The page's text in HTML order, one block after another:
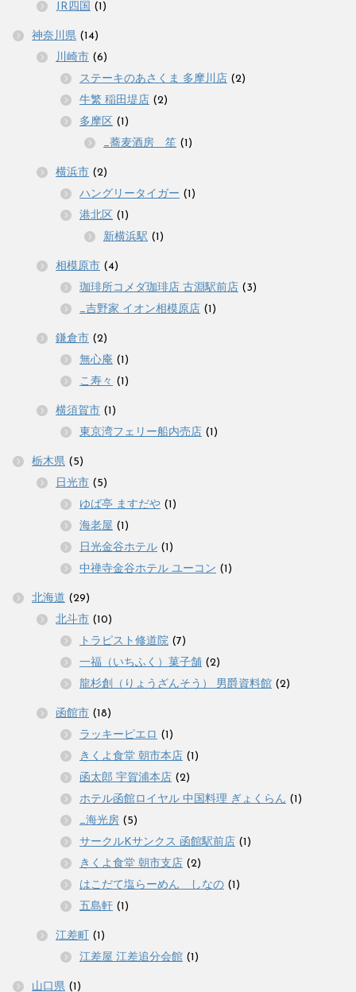
JR四国 (1)
神奈川県 (14)
川崎市 (6)
ステーキのあさくま 多摩川店 (2)
牛繁 稲田堤店 (2)
多摩区 (1)
_蕎麦酒房 笙 (1)
横浜市 (2)
ハングリータイガー (1)
港北区 (1)
新横浜駅 (1)
相模原市 (4)
珈琲所コメダ珈琲店 古淵駅前店 (3)
_吉野家 イオン相模原店 (1)
鎌倉市 (2)
無心庵 (1)
こ寿々 (1)
横須賀市 (1)
東京湾フェリー船内売店 (1)
栃木県 (5)
日光市 (5)
ゆば亭 ますだや (1)
海老屋 (1)
日光金谷ホテル (1)
中禅寺金谷ホテル ユーコン (1)
北海道 (29)
北斗市 (10)
トラピスト修道院 (7)
一福（いちふく）菓子舗 (2)
龍杉創（りょうざんそう） 男爵資料館 (2)
函館市 (18)
ラッキーピエロ (1)
きくよ食堂 朝市本店 (1)
函太郎 宇賀浦本店 (2)
ホテル函館ロイヤル 中国料理 ぎょくらん (1)
_海光房 (5)
サークルKサンクス 函館駅前店 (1)
きくよ食堂 朝市支店 (2)
はこだて塩らーめん しなの (1)
五島軒 (1)
江差町 (1)
江差屋 江差追分会館 (1)
山口県 (1)